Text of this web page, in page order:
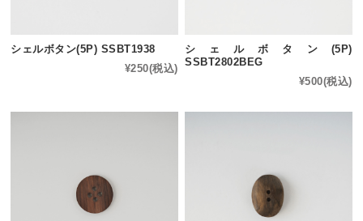
シェルボタン(5P) SSBT1938
¥250(税込)
シェルボタン(5P)
SSBT2802BEG
¥500(税込)